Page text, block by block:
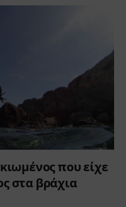
που είχε
στα βράχια